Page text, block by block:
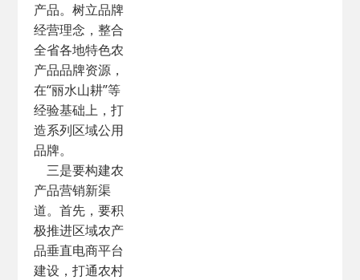
产品。树立品牌
经营理念，整合
全省各地特色农
产品品牌资源，
在“丽水山耕”等
经验基础上，打
造系列区域公用
品牌。
三是要构建农
产品营销新渠
道。首先，要积
极推进区域农产
品垂直电商平台
建设，打通农村